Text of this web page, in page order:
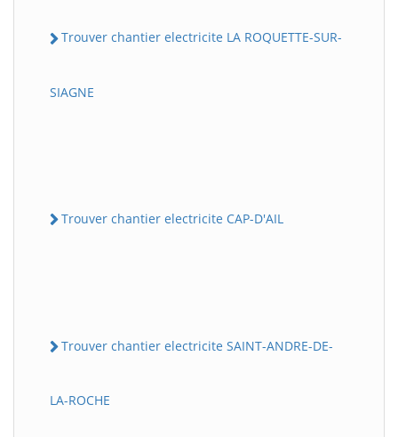
Trouver chantier electricite LA ROQUETTE-SUR-
SIAGNE
Trouver chantier electricite CAP-D'AIL
Trouver chantier electricite SAINT-ANDRE-DE-
LA-ROCHE